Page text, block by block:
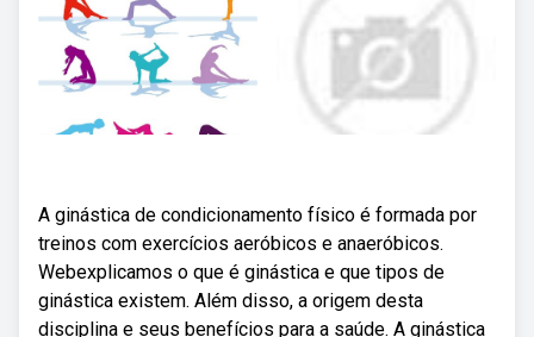
A ginástica de condicionamento físico é formada por
treinos com exercícios aeróbicos e anaeróbicos.
Webexplicamos o que é ginástica e que tipos de
ginástica existem. Além disso, a origem desta
disciplina e seus benefícios para a saúde. A ginástica